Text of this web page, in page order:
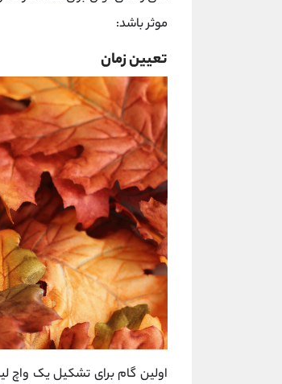
موثر باشد:
تعیین زمان
اولین گام برای تشکیل یک واچ